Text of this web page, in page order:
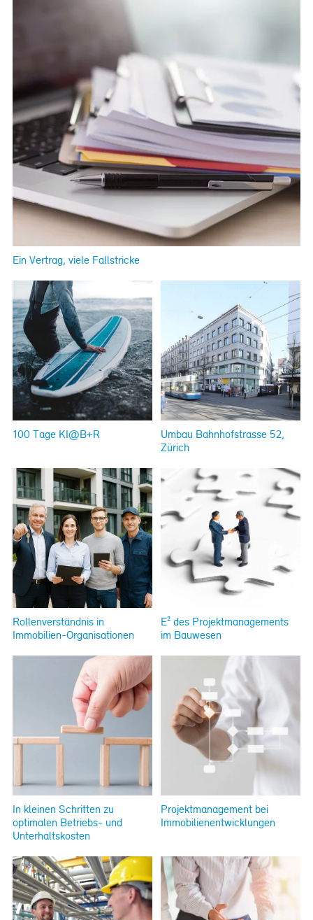
References
Building project
consulting
Real estate consulting
Management
consulting
Publications
News
Specialist articles
The project
book
Ein Vertrag, viele Fallstricke
100 Tage KI@B+R
Umbau Bahnhofstrasse 52,
Zürich
Rollenverständnis in
Immobilien-Organisationen
E² des Projektmanagements
im Bauwesen
In kleinen Schritten zu
optimalen Betriebs- und
Unterhaltskosten
Projektmanagement bei
Immobilienentwicklungen